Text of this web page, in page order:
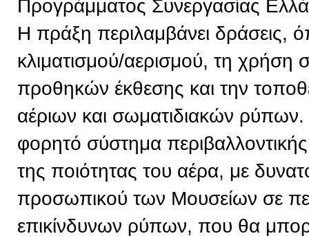
Προγράμματος Συνεργασίας
Η πράξη περιλαμβάνει δράσεις,
κλιματισμού/αερισμού, τη χρήση
προθηκών έκθεσης και την
αέριων και σωματιδιακών
φορητό σύστημα
της ποιότητας του αέρα, με
προσωπικού των Μουσείων σε
επικίνδυνων ρύπων, που θα